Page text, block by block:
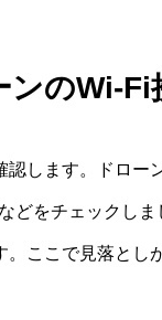
ンのWi-
認します。ドロ
どをチェックし
。ここで見落とし